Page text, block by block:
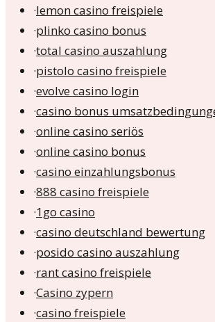
·lemon casino freispiele
·plinko casino bonus
·total casino auszahlung
·pistolo casino freispiele
·evolve casino login
·casino bonus
·online casino seriös
·online casino bonus
·casino einzahlungsbonus
·888 casino freispiele
·1go casino
·casino deutschland bewertung
·posido casino auszahlung
·rant casino freispiele
·Casino zypern
·casino freispiele